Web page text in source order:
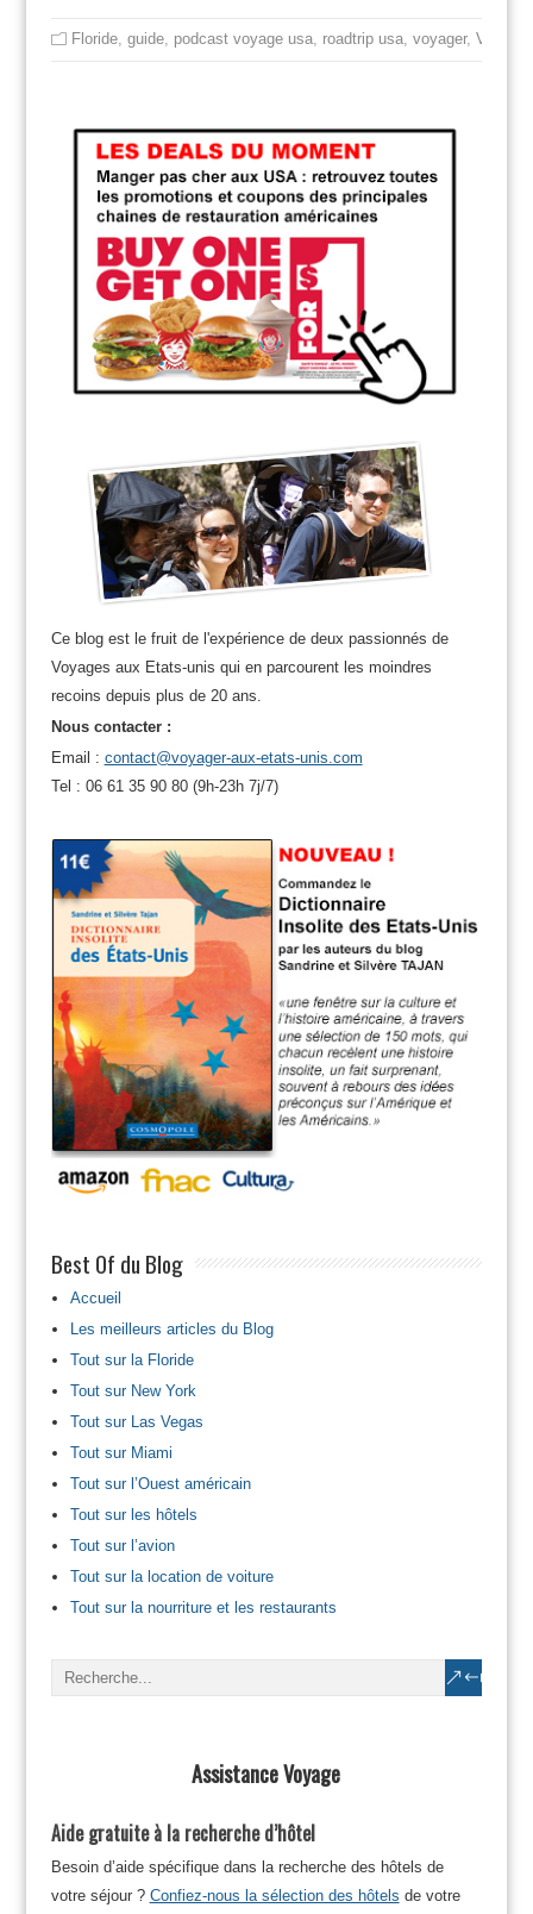
Floride, guide, podcast voyage usa, roadtrip usa, voyager,
Ce blog est le fruit de l'expérience de deux passionnés de
Voyages aux Etats-unis qui en parcourent les moindres
recoins depuis plus de 20 ans.
Nous contacter :
Email : contact@voyager-aux-etats-unis.com
Tel : 06 61 35 90 80 (9h-23h 7j/7)
Best Of du Blog
Accueil
Les meilleurs articles du Blog
Tout sur la Floride
Tout sur New York
Tout sur Las Vegas
Tout sur Miami
Tout sur l’Ouest américain
Tout sur les hôtels
Tout sur l’avion
Tout sur la location de voiture
Tout sur la nourriture et les restaurants
Assistance Voyage
Aide gratuite à la recherche d’hôtel
Besoin d’aide spécifique dans la recherche des hôtels de
votre séjour ? Confiez-nous la sélection des hôtels de votre